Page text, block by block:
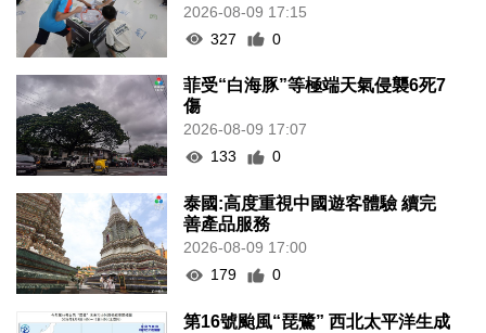
2026-08-09 17:15
327
0
菲受“白海豚”等極端天氣侵襲6死7
傷
2026-08-09 17:07
133
0
泰國:高度重視中國遊客體驗 續完
善產品服務
2026-08-09 17:00
179
0
第16號颱風“琵鷺” 西北太平洋生成